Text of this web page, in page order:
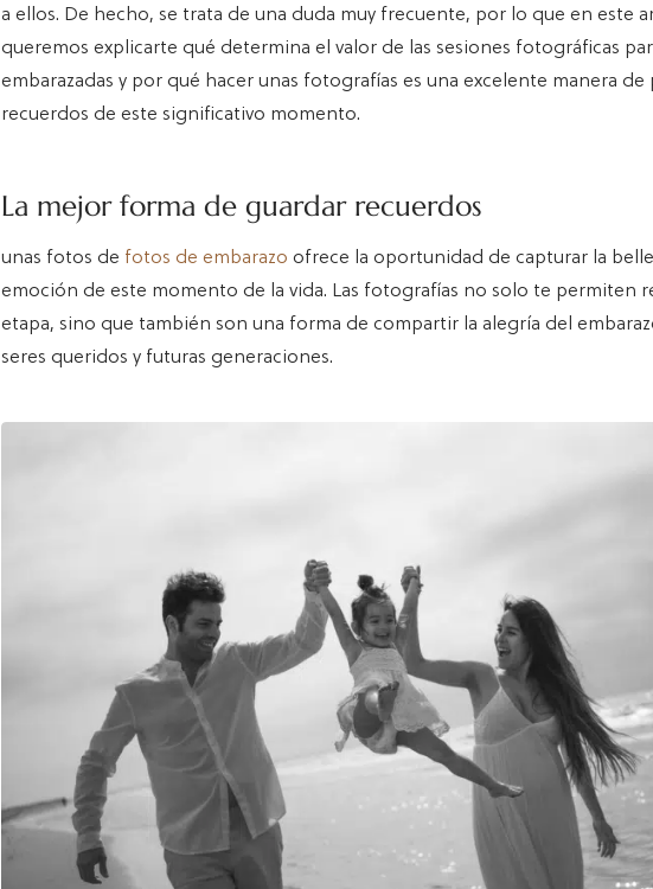
a ellos. De hecho, se trata de una duda muy frecuente, por lo que en este
queremos explicarte qué determina el valor de las sesiones fotográficas
embarazadas y por qué hacer unas fotografías es una excelente manera de
recuerdos de este significativo momento.
La mejor forma de guardar recuerdos
unas fotos de fotos de embarazo ofrece la oportunidad de capturar la
emoción de este momento de la vida. Las fotografías no solo te permiten
etapa, sino que también son una forma de compartir la alegría del
seres queridos y futuras generaciones.